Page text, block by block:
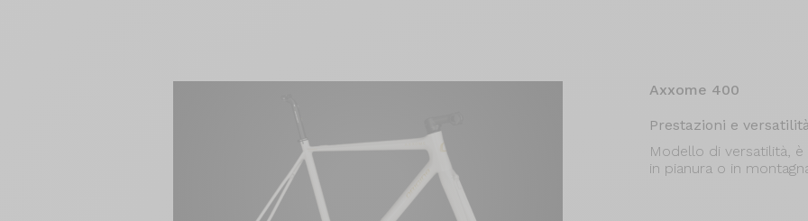
Axxome 400
Prestazioni e
Modello di versatilità,
in pianura o in